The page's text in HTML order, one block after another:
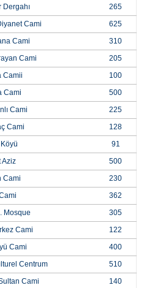
Dergahı
265
Cami
625
Cami
310
Cami
205
Camii
100
Cami
500
Cami
225
Cami
128
91
Aziz
500
Cami
230
362
Mosque
305
Cami
122
Cami
400
Centrum
510
Cami
140